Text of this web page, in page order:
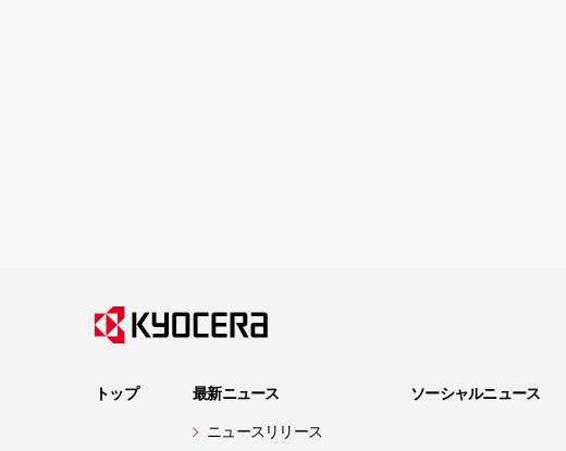
トップ
最新ニュース
ニュースリリース
ソーシャルニュース